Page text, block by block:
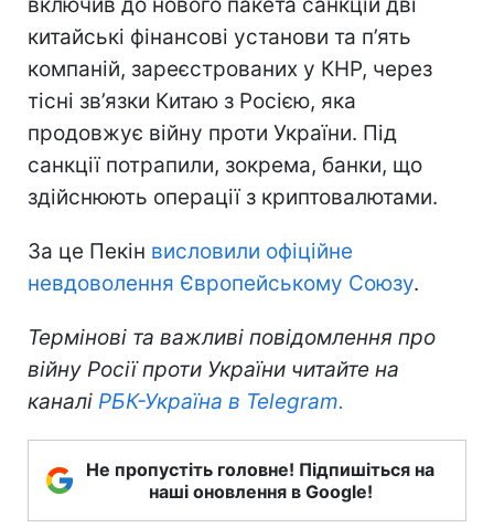
китайські фінансові установи та п’ять
компаній, зареєстрованих у КНР, через
тісні зв’язки Китаю з Росією, яка
продовжує війну проти України. Під
санкції потрапили, зокрема, банки, що
здійснюють операції з криптовалютами.
За це Пекін висловили офіційне
невдоволення Європейському Союзу.
Термінові та важливі повідомлення про
війну Росії проти України читайте на
каналі РБК-Україна в Telegram.
Не пропустіть головне! Підпишіться на
наші оновлення в Google!